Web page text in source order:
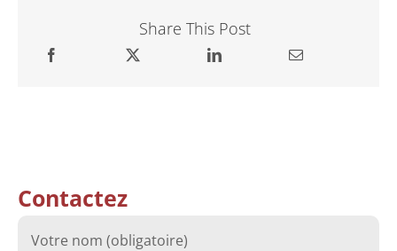
Share This Post
Contactez
Votre nom (obligatoire)